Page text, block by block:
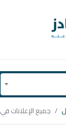
جميع الإعلانات في 50 كم حول دمشق